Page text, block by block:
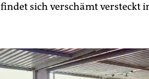
findet sich verschämt versteckt